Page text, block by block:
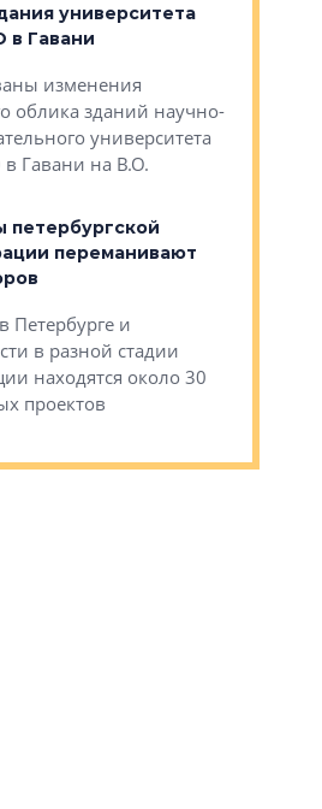
университета
Гавани
изменения
облика зданий научно-
университета
Гавани на В.О.
петербургской
переманивают
Петербурге и
в разной стадии
находятся около 30
проектов